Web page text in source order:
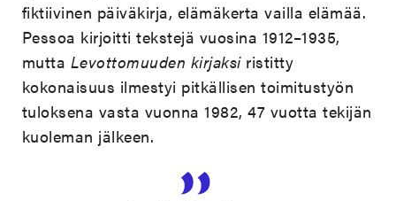
fiktiivinen päiväkirja, elämäkerta vailla elämää.
Pessoa kirjoitti tekstejä vuosina 1912–1935,
mutta Levottomuuden kirjaksiristitty
kokonaisuus ilmestyi pitkällisen toimitustyön
tuloksena vasta vuonna 1982, 47 vuotta tekijän
kuoleman jälkeen.